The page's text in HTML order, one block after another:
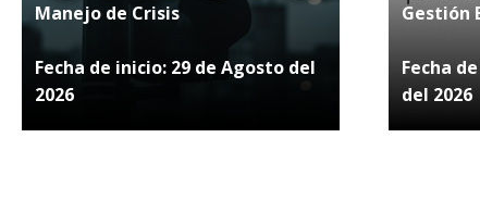
Manejo de Crisis
Fecha de inicio: 29 de Agosto del
2026
Gestión
Fecha
del 2026